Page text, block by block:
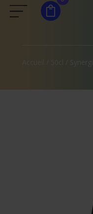
Accueil /